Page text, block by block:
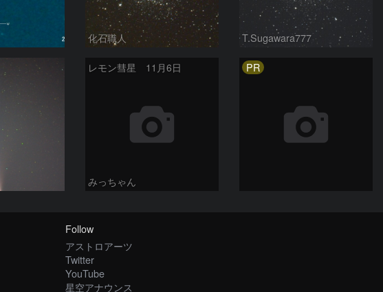
化石職人 T.Sugawara777
レモン彗星 11月6日
みっちゃん
PR
Follow
アストロアーツ
Twitter
YouTube
星空アナウンス